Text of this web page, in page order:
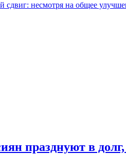
сдвиг: несмотря на общее
празднуют в